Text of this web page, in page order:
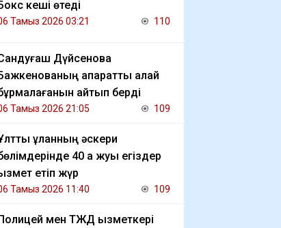
кеші өтеді
Тамыз 2026 03:21 110
Дүйсенова
ақпаратты қалай
айтып берді
Тамыз 2026 21:05 109
ұланның әскери
40 қа жуық егіздер
етіп жүр
Тамыз 2026 11:40 109
мен ТЖД қызметкері